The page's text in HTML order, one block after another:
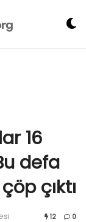
16
defa
çıktı
12 0